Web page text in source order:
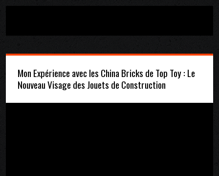
Mon Expérience avec les China Bricks de Top Toy : Le
Nouveau Visage des Jouets de Construction